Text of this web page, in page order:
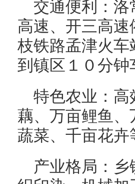
交通便利：
高速、开三高
枝铁路孟津火
到镇区１０分钟
特色农业：高
藕、万亩鲤鱼
蔬菜、千亩花
产业格局：